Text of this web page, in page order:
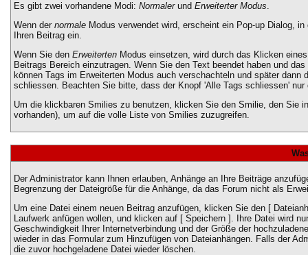
Es gibt zwei vorhandene Modi: Normalerund Erweiterter Modus.
Wenn der normale Modus verwendet wird, erscheint ein Pop-up Dialog,
Ihren Beitrag ein.
Wenn Sie den Erweiterten Modus einsetzen, wird durch das Klicken
Beitrags Bereich einzutragen. Wenn Sie den Text beendet haben und
können Tags im Erweiterten Modus auch verschachteln und später dann
schliessen. Beachten Sie bitte, dass der Knopf 'Alle Tags schliessen'
Um die klickbaren Smilies zu benutzen, klicken Sie den Smilie, den Sie
vorhanden), um auf die volle Liste von Smilies zuzugreifen.
Der Administrator kann Ihnen erlauben, Anhänge an Ihre Beiträge
Begrenzung der Dateigröße für die Anhänge, da das Forum nicht als
Um eine Datei einem neuen Beitrag anzufügen, klicken Sie den [
Laufwerk anfügen wollen, und klicken auf [ Speichern ]. Ihre Datei wird
Geschwindigkeit Ihrer Internetverbindung und der Größe der
wieder in das Formular zum Hinzufügen von Dateianhängen. Falls der
die zuvor hochgeladene Datei wieder löschen.